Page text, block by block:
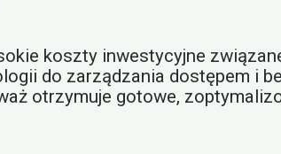
koszty inwestycyjne
do zarządzania dostępem i
otrzymuje gotowe,